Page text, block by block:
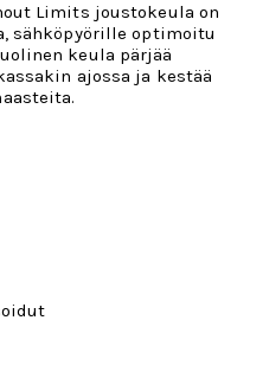
Limits joustokeula on
sähköpyörille optimoitu
keula pärjää
ajossa ja kestää